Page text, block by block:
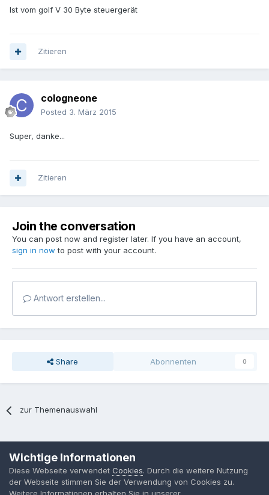
Ist vom golf V 30 Byte steuergerät
Zitieren
cologneone
Posted 3. März 2015
Super, danke...
Zitieren
Join the conversation
You can post now and register later. If you have an account,
sign in now to post with your account.
Antwort erstellen...
Share Abonnenten 0
zur Themenauswahl
MPP-Engineering
Powered by Invision Community
Wichtige Informationen
Diese Webseite verwendet Cookies. Durch die weitere Nutzung
der Webseite stimmen Sie der Verwendung von Cookies zu.